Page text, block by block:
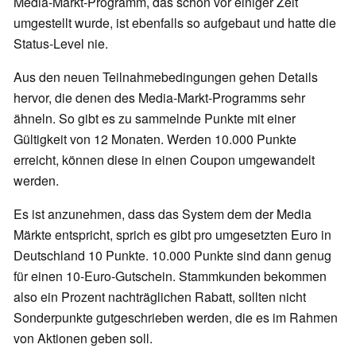
umgestellt wurde, ist ebenfalls so aufgebaut und hatte die
Status-Level nie.
Aus den neuen Teilnahmebedingungen gehen Details
hervor, die denen des Media-Markt-Programms sehr
ähneln. So gibt es zu sammelnde Punkte mit einer
Gültigkeit von 12 Monaten. Werden 10.000 Punkte
erreicht, können diese in einen Coupon umgewandelt
werden.
Es ist anzunehmen, dass das System dem der Media
Märkte entspricht, sprich es gibt pro umgesetzten Euro in
Deutschland 10 Punkte. 10.000 Punkte sind dann genug
für einen 10-Euro-Gutschein. Stammkunden bekommen
also ein Prozent nachträglichen Rabatt, sollten nicht
Sonderpunkte gutgeschrieben werden, die es im Rahmen
von Aktionen geben soll.